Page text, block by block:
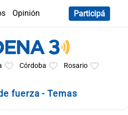
Opinión
Participá
Córdoba Rosario
fuerza - Temas